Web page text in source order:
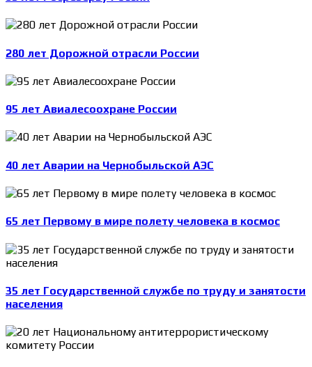
280 лет Дорожной отрасли России
95 лет Авиалесоохране России
40 лет Аварии на Чернобыльской АЭС
65 лет Первому в мире полету человека в космос
35 лет Государственной службе по труду и занятости
населения